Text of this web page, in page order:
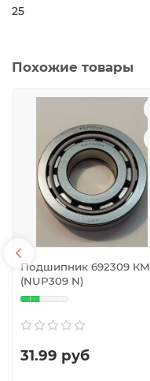
25
Похожие товары
Подшипник 692309 КМ
(NUP309 N)
31.99 руб